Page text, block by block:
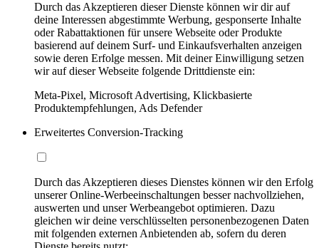
Durch das Akzeptieren dieser Dienste können wir dir auf
deine Interessen abgestimmte Werbung, gesponserte Inhalte
oder Rabattaktionen für unsere Webseite oder Produkte
basierend auf deinem Surf- und Einkaufsverhalten anzeigen
sowie deren Erfolge messen. Mit deiner Einwilligung setzen
wir auf dieser Webseite folgende Drittdienste ein:
Meta-Pixel, Microsoft Advertising, Klickbasierte
Produktempfehlungen, Ads Defender
Erweitertes Conversion-Tracking
Durch das Akzeptieren dieses Dienstes können wir den Erfolg
unserer Online-Werbeeinschaltungen besser nachvollziehen,
auswerten und unser Werbeangebot optimieren. Dazu
gleichen wir deine verschlüsselten personenbezogenen Daten
mit folgenden externen Anbietenden ab, sofern du deren